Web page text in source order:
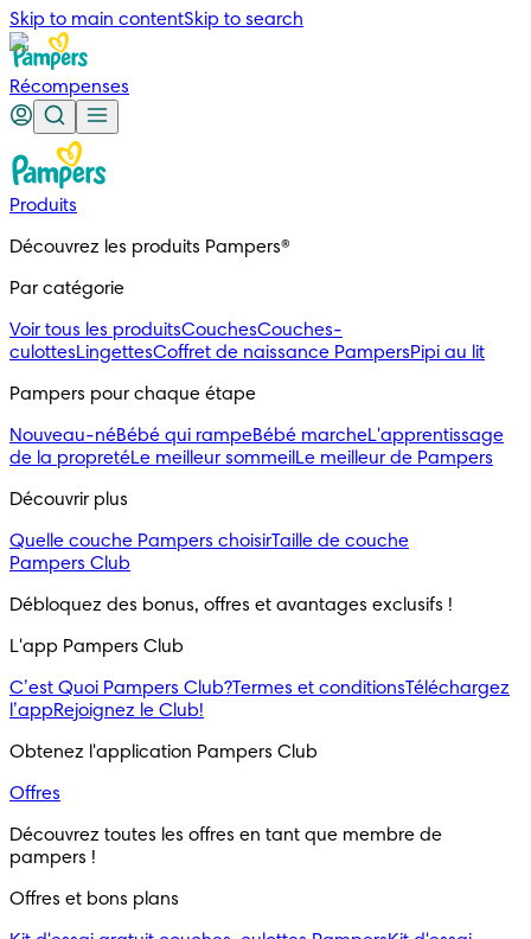
Skip to main contentSkip to search
Récompenses
Produits
Découvrez les produits Pampers®
Par catégorie
Voir tous les produitsCouchesCouches-
culottesLingettesCoffret de naissance PampersPipi au lit
Pampers pour chaque étape
Nouveau-néBébé qui rampeBébé marcheL'apprentissage
de la propretéLe meilleur sommeil Le meilleur de Pampers
Découvrir plus
Quelle couche Pampers choisirTaille de couche
Pampers Club
Débloquez des bonus, offres et avantages exclusifs !
L'app Pampers Club
C’est Quoi Pampers Club?Termes et conditionsTéléchargez
l’appRejoignez le Club!
Obtenez l'application Pampers Club
Offres
Découvrez toutes les offres en tant que membre de
pampers !
Offres et bons plans